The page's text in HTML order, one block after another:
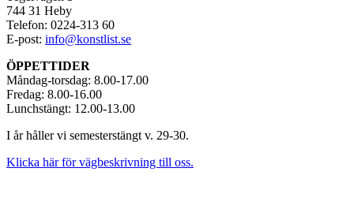
744 31 Heby
Telefon: 0224-313 60
E-post: info@konstlist.se
ÖPPETTIDER
Måndag-torsdag: 8.00-17.00
Fredag: 8.00-16.00
Lunchstängt: 12.00-13.00
I år håller vi semesterstängt v. 29-30.
Klicka här för vägbeskrivning till oss.